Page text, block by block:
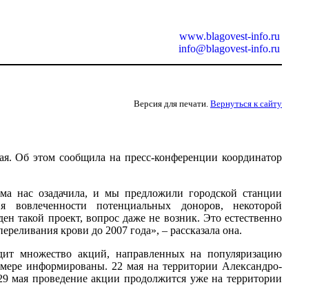
www.blagovest-info.ru
info@blagovest-info.ru
Версия для печати. Вернуться к сайту
Об этом сообщила на пресс-конференции координатор
нас озадачила, и мы предложили городской станции
потенциальных доноров, некоторой
такой проект, вопрос даже не возник. Это естественно
крови до 2007 года», – рассказала она.
множество акций, направленных на популяризацию
информированы. 22 мая на территории Александро-
мая проведение акции продолжится уже на территории